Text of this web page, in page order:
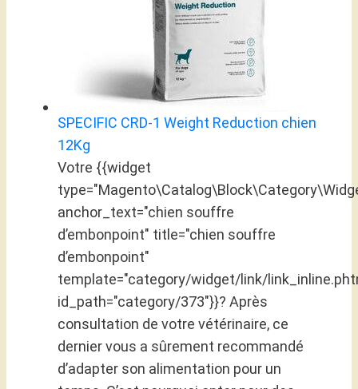
SPECIFIC CRD-1 Weight Reduction chien
12Kg
Votre {{widget
anchor_text="chien souffre
d’embonpoint" title="chien souffre
d’embonpoint"
template="category/widget/link/
id_path="category/373"}}? Après
consultation de votre vétérinaire, ce
dernier vous a sûrement recommandé
d’adapter son alimentation pour un